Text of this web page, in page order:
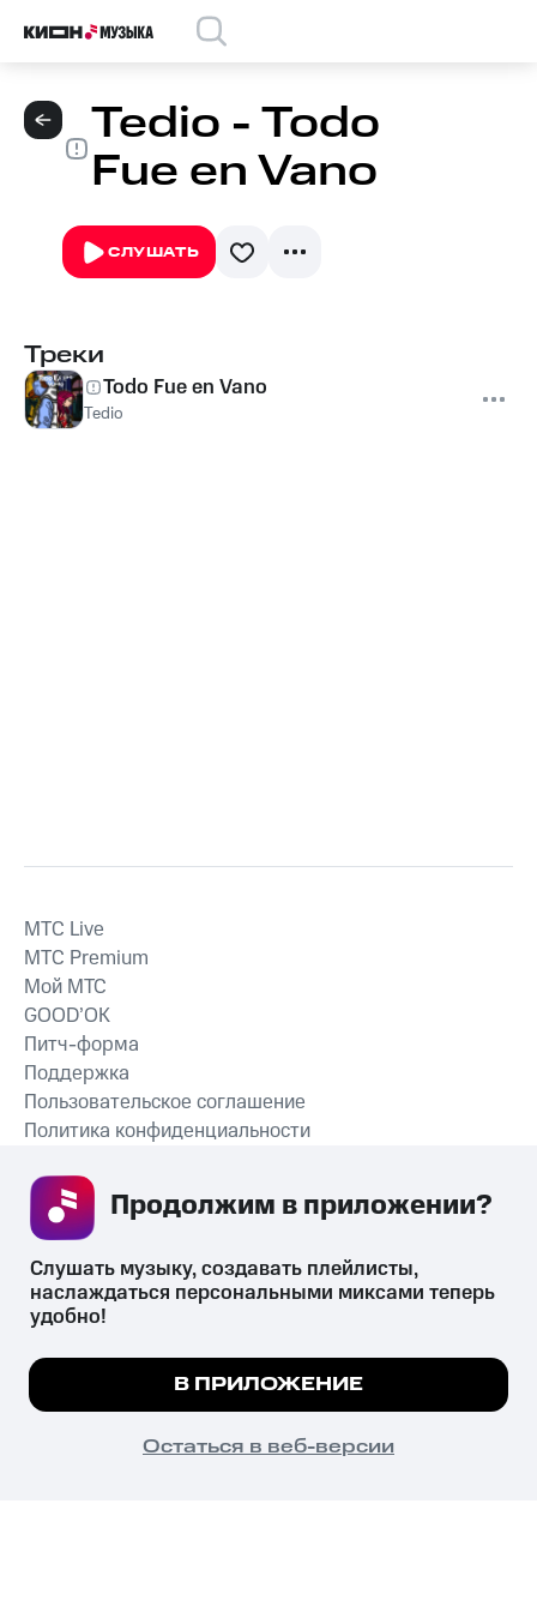
Tedio - Todo
Fue en Vano
СЛУШАТЬ
Треки
Todo Fue en Vano
Tedio
СКАЧАТЬ ПРИЛОЖЕНИЕ
MTС Live
MTС Premium
Мой МТС
GOOD’OK
Питч-форма
Поддержка
Пользовательское соглашение
Политика конфиденциальности
психотропных веществ, их аналогов причиняет вред здоровью,
их незаконный оборот запрещён и влечёт установленную
законодательством ответственность.
© 2026 ООО «КИОН».
Все права защищены
Мы используем куки, чтобы на сайте все
Подробнее
ПОНЯТНО
Слушать музыку, создавать плейлисты,
наслаждаться персональными миксами теперь
удобно!
В ПРИЛОЖЕНИЕ
Остаться в веб-версии